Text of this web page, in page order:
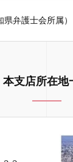
弁護士会所属）
本支店所在地